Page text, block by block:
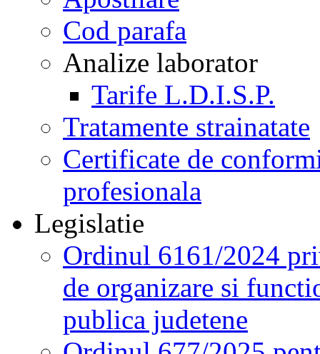
Cod parafa
Analize laborator
Tarife L.D.I.S.P.
Tratamente strainatate
Certificate de
profesionala
Legislatie
Ordinul 6161/2024
de organizare si
publica judetene